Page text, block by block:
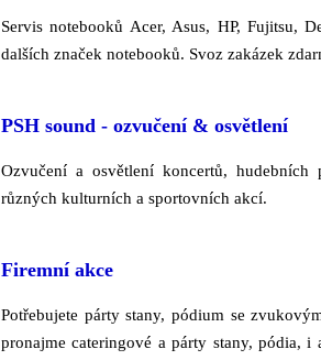
Servis notebooků Acer, Asus, HP, Fujitsu,
dalších značek notebooků. Svoz zakázek
PSH sound - ozvučení & osvětlení
Ozvučení a osvětlení koncertů,
různých kulturních a sportovních akcí.
Firemní akce
Potřebujete párty stany, pódium se
pronajme cateringové a párty stany, pódia, i